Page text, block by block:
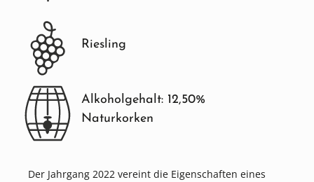
Riesling
Alkoholgehalt: 12,50%
Naturkorken
Der Jahrgang 2022 vereint die Eigenschaften eines